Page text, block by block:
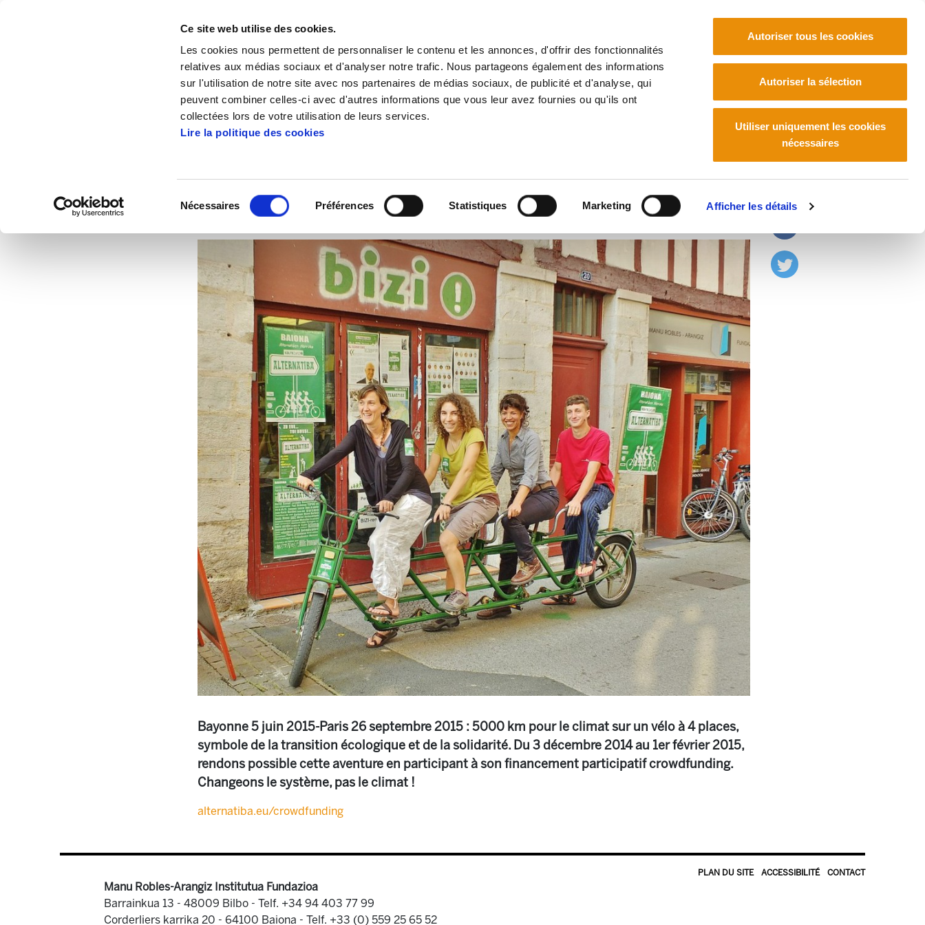
Ce site web utilise des cookies.
Les cookies nous permettent de personnaliser le contenu et les annonces, d'offrir des fonctionnalités
relatives aux médias sociaux et d'analyser notre trafic. Nous partageons également des informations
sur l'utilisation de notre site avec nos partenaires de médias sociaux, de publicité et d'analyse, qui
peuvent combiner celles-ci avec d'autres informations que vous leur avez fournies ou qu'ils ont
collectées lors de votre utilisation de leurs services.
Lire la politique des cookies
Nécessaires Préférences Statistiques Marketing Afficher les détails
Autoriser tous les cookies
Autoriser la sélection
Utiliser uniquement les cookies
nécessaires
Le Tour Alternatiba : 5000 km pour le climat !
2014/12/05
Bayonne 5 juin 2015-Paris 26 septembre 2015 : 5000 km pour le climat sur un vélo à 4 places,
symbole de la transition écologique et de la solidarité. Du 3 décembre 2014 au 1er février 2015,
rendons possible cette aventure en participant à son financement participatif crowdfunding.
Changeons le système, pas le climat !
alternatiba.eu/crowdfunding
PLAN DU SITE ACCESSIBILITÉ CONTACT
Manu Robles-Arangiz Institutua Fundazioa
Barrainkua 13 - 48009 Bilbo - Telf. +34 94 403 77 99
Corderliers karrika 20 - 64100 Baiona - Telf. +33 (0) 559 25 65 52